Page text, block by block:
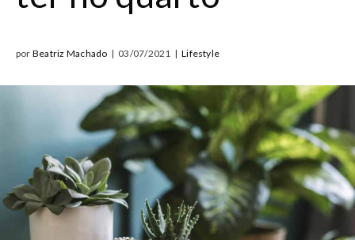
por Beatriz Machado | 03/07/2021 | Lifestyle